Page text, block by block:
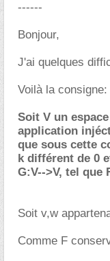
------
Bonjour,
J'ai quelques
Voilà la consigne:
Soit V un
application
que sous cette
k différent de 0
G:V-->V, tel que
Soit v,w
Comme F